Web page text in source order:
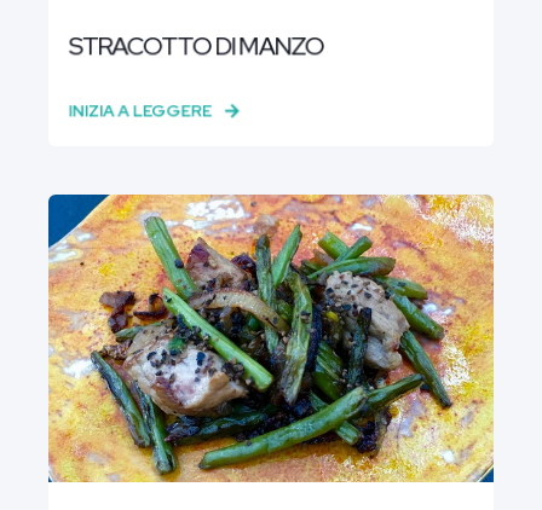
STRACOTTO DI MANZO
INIZIA A LEGGERE